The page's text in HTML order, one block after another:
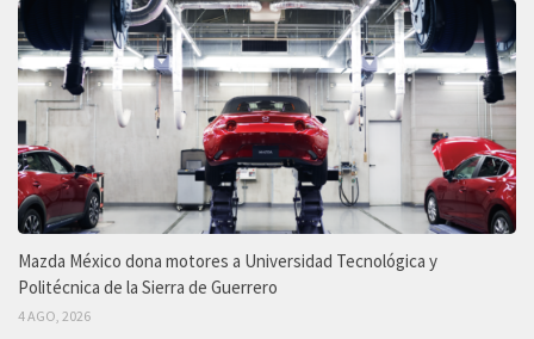
Mazda México dona motores a Universidad Tecnológica y
Politécnica de la Sierra de Guerrero
4 AGO, 2026